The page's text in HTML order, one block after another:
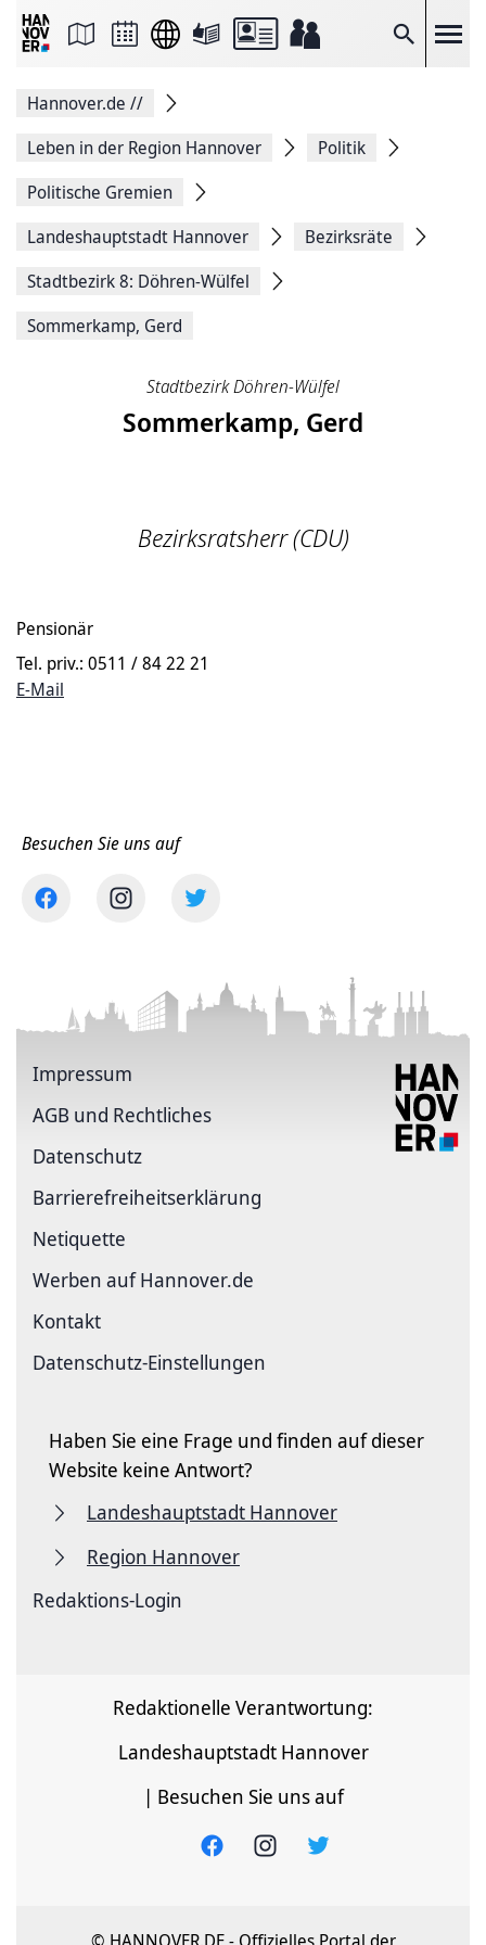
Suche
Seite
Facebook
teilen
Seitenlink
Seite
Hannover.de //
Leben in der Region Hannover
Politik
Politische Gremien
Landeshauptstadt Hannover
Bezirksräte
Stadtbezirk 8: Döhren-Wülfel
Sommerkamp, Gerd
Stadtbezirk Döhren-Wülfel
Sommerkamp, Gerd
Bezirksratsherr (CDU)
Pensionär
Tel. priv.: 0511 / 84 22 21
E-Mail
Besuchen Sie uns auf
Impressum
AGB und Rechtliches
Datenschutz
Barriere­freiheits­erklärung
Netiquette
Werben auf Hannover.de
Kontakt
Datenschutz-Einstellungen
Haben Sie eine Frage und finden auf dieser
Website keine Antwort?
Landeshauptstadt Hannover
Region Hannover
Redaktions-Login
Redaktionelle Verantwortung:
Landeshauptstadt Hannover
| Besuchen Sie uns auf